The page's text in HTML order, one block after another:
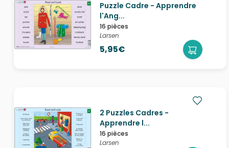
Puzzle Cadre - Apprendre
l'Ang...
16 pièces
Larsen
5,95€
2 Puzzles Cadres -
Apprendre l...
16 pièces
Larsen